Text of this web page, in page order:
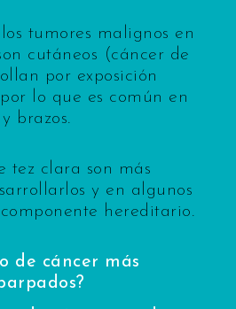
tumores malignos en
cutáneos (cáncer de
por exposición
lo que es común en
brazos.
tez clara son más
y en algunos
hereditario.
de cáncer más